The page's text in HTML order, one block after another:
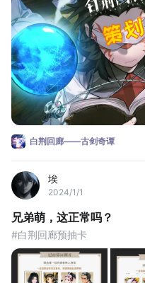
对于大多数抽卡游戏来说，
在游戏正式发行前一天或当天
动提前了五天就结束了，这让
白荆回廊——古剑奇谭
埃
2024/1/1
兄弟萌，这正常吗？
#白荆回廊预抽卡